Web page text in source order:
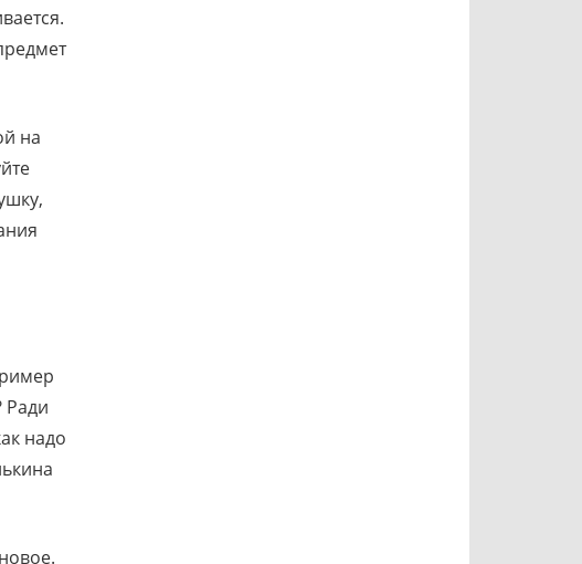
на
Ради
надо